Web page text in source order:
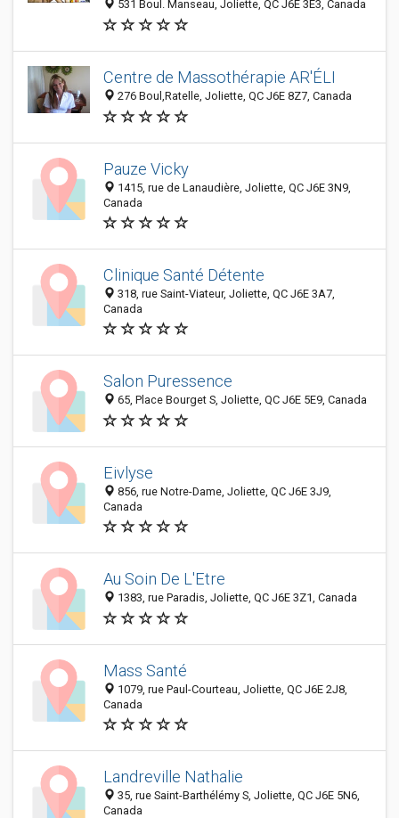
531 Boul. Manseau, Joliette, QC J6E 3E3, Canada
Centre de Massothérapie AR'ÉLI
276 Boul,Ratelle, Joliette, QC J6E 8Z7, Canada
Pauze Vicky
1415, rue de Lanaudière, Joliette, QC J6E 3N9,
Canada
Clinique Santé Détente
318, rue Saint-Viateur, Joliette, QC J6E 3A7,
Canada
Salon Puressence
65, Place Bourget S, Joliette, QC J6E 5E9, Canada
Eivlyse
856, rue Notre-Dame, Joliette, QC J6E 3J9,
Canada
Au Soin De L'Etre
1383, rue Paradis, Joliette, QC J6E 3Z1, Canada
Mass Santé
1079, rue Paul-Courteau, Joliette, QC J6E 2J8,
Canada
Landreville Nathalie
35, rue Saint-Barthélémy S, Joliette, QC J6E 5N6,
Canada